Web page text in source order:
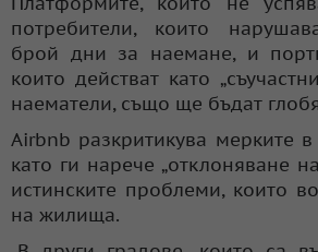
потребители, които
брой дни за наемане, и
които действат като
наематели, също ще бъдат
Airbnb разкритикува мерките
като ги нарече „отклоняване
истинските проблеми, които
на жилища.